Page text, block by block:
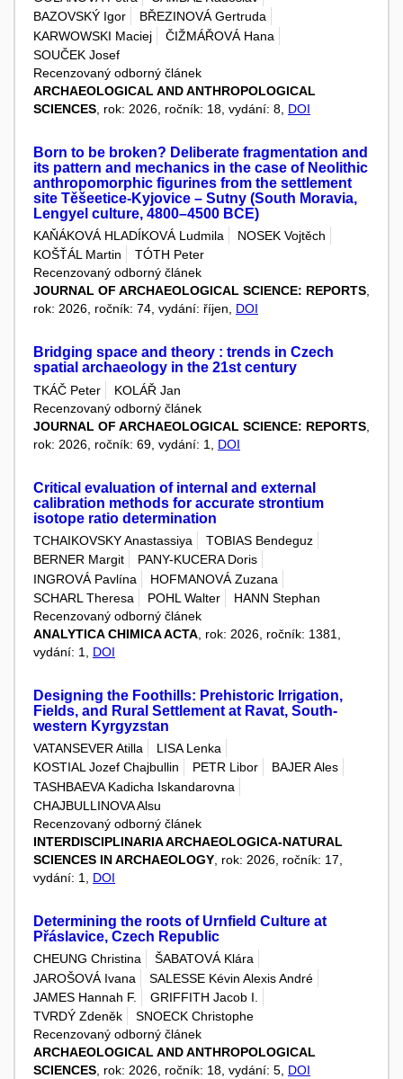
BAZOVSKÝ Igor
BŘEZINOVÁ Gertruda
KARWOWSKI Maciej
ČIŽMÁŘOVÁ Hana
SOUČEK Josef
Recenzovaný odborný článek
ARCHAEOLOGICAL AND ANTHROPOLOGICAL
SCIENCES , rok: 2026, ročník: 18, vydání: 8, DOI
Born to be broken? Deliberate fragmentation and
its pattern and mechanics in the case of Neolithic
anthropomorphic figurines from the settlement
site Těšeetice-Kyjovice – Sutny (South Moravia,
Lengyel culture, 4800–4500 BCE)
KAŇÁKOVÁ HLADÍKOVÁ Ludmila
NOSEK Vojtěch
KOŠŤÁL Martin
TÓTH Peter
Recenzovaný odborný článek
JOURNAL OF ARCHAEOLOGICAL SCIENCE: REPORTS,
rok: 2026, ročník: 74, vydání: říjen, DOI
Bridging space and theory : trends in Czech
spatial archaeology in the 21st century
TKÁČ Peter
KOLÁŘ Jan
Recenzovaný odborný článek
JOURNAL OF ARCHAEOLOGICAL SCIENCE: REPORTS
rok: 2026, ročník: 69, vydání: 1, DOI
Critical evaluation of internal and external
calibration methods for accurate strontium
isotope ratio determination
TCHAIKOVSKY Anastassiya
TOBIAS Bendeguz
BERNER Margit
PANY-KUCERA Doris
INGROVÁ Pavlína
HOFMANOVÁ Zuzana
SCHARL Theresa
POHL Walter
HANN Stephan
Recenzovaný odborný článek
ANALYTICA CHIMICA ACTA , rok: 2026, ročník: 1381,
vydání: 1, DOI
Designing the Foothills: Prehistoric Irrigation,
Fields, and Rural Settlement at Ravat, South-
western Kyrgyzstan
VATANSEVER Atilla
LISA Lenka
KOSTIAL Jozef Chajbullin
PETR Libor
BAJER Ales
TASHBAEVA Kadicha Iskandarovna
CHAJBULLINOVA Alsu
Recenzovaný odborný článek
INTERDISCIPLINARIA ARCHAEOLOGICA-NATURAL
SCIENCES IN ARCHAEOLOGY , rok: 2026, ročník: 17,
vydání: 1, DOI
Determining the roots of Urnfield Culture at
Přáslavice, Czech Republic
CHEUNG Christina
ŠABATOVÁ Klára
JAROŠOVÁ Ivana
SALESSE Kévin Alexis André
JAMES Hannah F.
GRIFFITH Jacob I.
TVRDÝ Zdeněk
SNOECK Christophe
Recenzovaný odborný článek
ARCHAEOLOGICAL AND ANTHROPOLOGICAL
SCIENCES, rok: 2026, ročník: 18, vydání: 5, DOI